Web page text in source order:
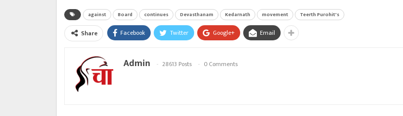
against Board continues Devasthanam Kedarnath movement Teerth Purohit's
Share Facebook Twitter Google+ Email
Admin 28613 Posts 0 Comments